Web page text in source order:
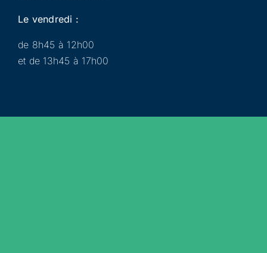
Le vendredi :
de 8h45 à 12h00
et de 13h45 à 17h00